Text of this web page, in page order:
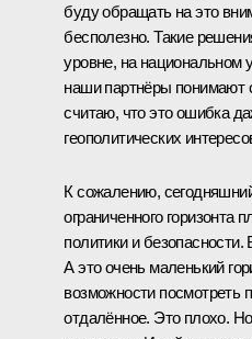
буду обращать на это
бесполезно. Такие
уровне, на национальном
наши партнёры понимают
считаю, что это ошибка
геополитических
К сожалению,
ограниченного горизонта
политики и
А это очень маленький
возможности посмотреть
отдалённое. Это плохо.